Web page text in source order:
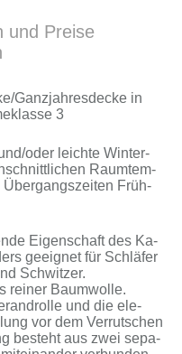
und Preise
Ganzjahresdecke in
3
oder leich­te Win­ter­
Raum­tem­
Über­gangs­zei­ten Früh­
Ei­gen­schaft des Ka­
ge­eig­net für Schlä­fer
Schwit­zer.
rei­ner Baum­wol­le.
und die ele­
vor dem Ver­rut­schen
be­steht aus zwei se­pa­